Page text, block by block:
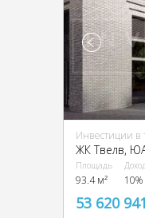
Инвестиции в
Площадь
93.4 м² 10%
53 620 941